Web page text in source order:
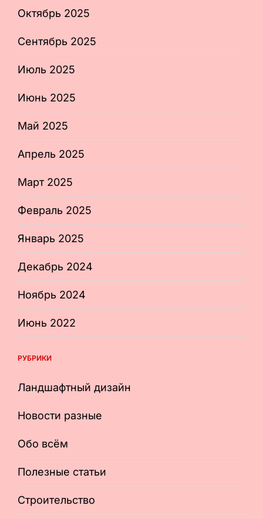
Октябрь 2025
Сентябрь 2025
Июль 2025
Июнь 2025
Май 2025
Апрель 2025
Март 2025
Февраль 2025
Январь 2025
Декабрь 2024
Ноябрь 2024
Июнь 2022
РУБРИКИ
Ландшафтный дизайн
Новости разные
Обо всём
Полезные статьи
Строительство